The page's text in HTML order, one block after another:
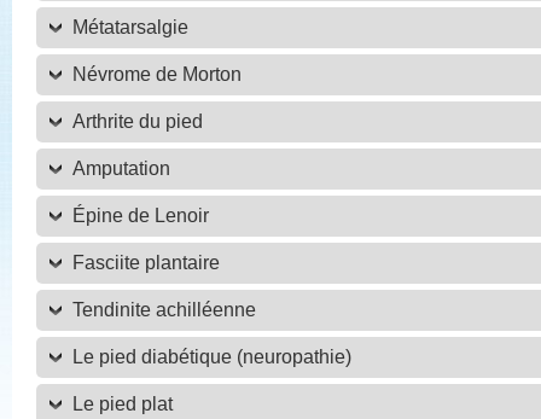
Métatarsalgie
Névrome de Morton
Arthrite du pied
Amputation
Épine de Lenoir
Fasciite plantaire
Tendinite achilléenne
Le pied diabétique (neuropathie)
Le pied plat